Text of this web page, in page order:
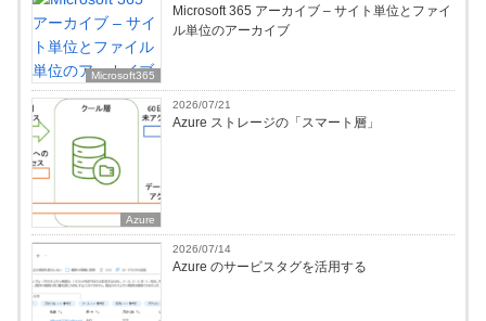
Microsoft365
Microsoft 365 アーカイブ – サイト単位とファイ
ル単位のアーカイブ
Azure
2026/07/21
Azure ストレージの「スマート層」
2026/07/14
Azure のサービスタグを活用する